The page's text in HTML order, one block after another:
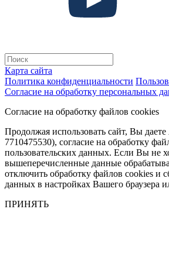
Карта сайта
Политика конфиденциальности
Согласие на обработку персональных
Согласие на обработку файлов cookies
Продолжая использовать сайт, Вы
7710475530), согласие на обработку
пользовательских данных. Если Вы не
вышеперечисленные данные
отключить обработку файлов cookies и
данных в настройках Вашего браузера
ПРИНЯТЬ